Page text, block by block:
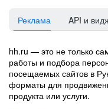
Реклама API и
hh.ru — это не только
работы и подбора
посещаемых сайтов в
форматы для
продукта или услуги.